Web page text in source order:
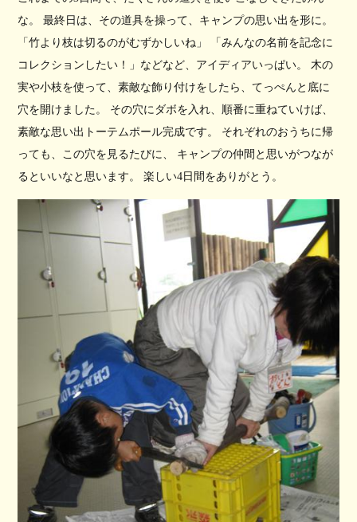
な。 最終日は、その道具を操って、キャンプの思い出を形に。
「竹より枝は切るのがむずかしいね」 「みんなの名前を記念に
コレクションしたい！」などなど、アイディアいっぱい。 木の
実や小枝を使って、素敵な飾り付けをしたら、てっぺんと底に
穴を開けました。 その穴にダボを入れ、順番に重ねていけば、
素敵な思い出トーテムポール完成です。 それぞれのおうちに帰
っても、この穴を見るたびに、 キャンプの仲間と思いがつなが
るといいなと思います。 楽しい4日間をありがとう。